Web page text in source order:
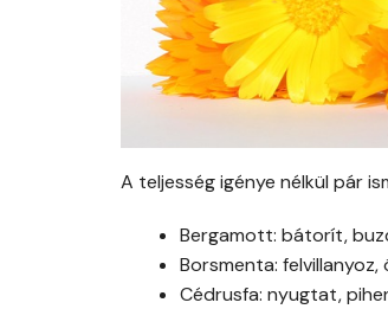
A teljesség igénye nélkül pár
Bergamott: bátorít,
Borsmenta:
Cédrusfa: nyugtat,